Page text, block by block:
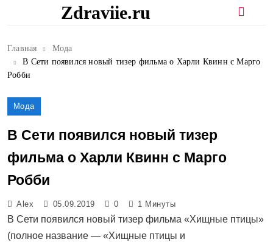
Zdraviie.ru
Главная
Мода
В Сети появился новый тизер фильма о Харли Квинн с Марго
Робби
Мода
В Сети появился новый тизер
фильма о Харли Квинн с Марго
Робби
Alex 05.09.2019 0 1 Минуты
В Сети появился новый тизер фильма «Хищные птицы»
(полное название — «Хищные птицы и